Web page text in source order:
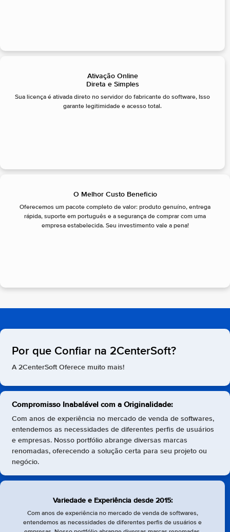
Ativação Online
Direta e Simples
Sua licença é ativada direto no servidor do fabricante do software, Isso
garante legitimidade e acesso total.
O Melhor Custo Beneficio
Oferecemos um pacote completo de valor: produto genuíno, entrega
rápida, suporte em português e a segurança de comprar com uma
empresa estabelecida. Seu investimento vale a pena!
Por que Confiar na 2CenterSoft?
A 2CenterSoft Oferece muito mais!
Compromisso Inabalável com a Originalidade:
Com anos de experiência no mercado de venda de softwares,
entendemos as necessidades de diferentes perfis de usuários
e empresas. Nosso portfólio abrange diversas marcas
renomadas, oferecendo a solução certa para seu projeto ou
negócio.
Variedade e Experiência desde 2015:
Com anos de experiência no mercado de venda de softwares,
entendemos as necessidades de diferentes perfis de usuários e